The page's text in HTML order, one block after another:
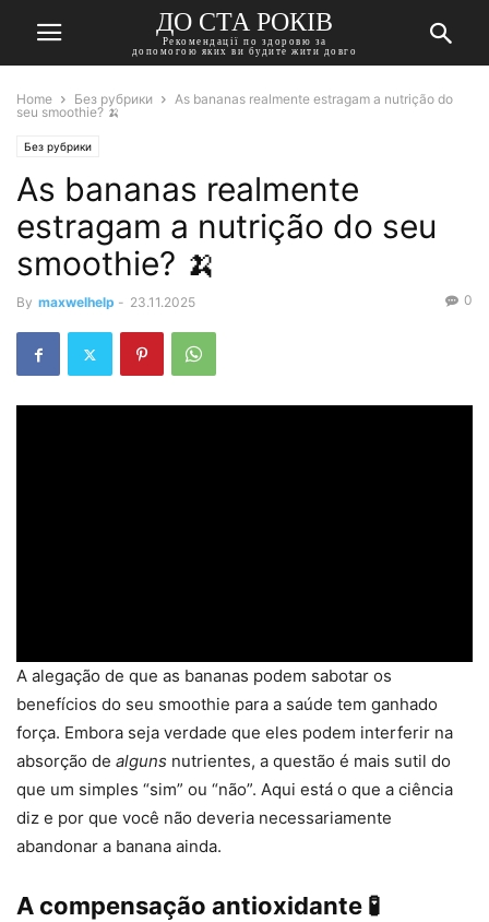
ДО СТА РОКІВ
Рекомендації по здоровю за
допомогою яких ви будите жити довго
Home Без рубрики
As bananas realmente estragam a nutrição do
seu smoothie? 🍌
Без рубрики
As bananas realmente
estragam a nutrição do seu
smoothie? 🍌
By maxwelhelp - 23.11.2025 0
A alegação de que as bananas podem sabotar os
benefícios do seu smoothie para a saúde tem ganhado
força. Embora seja verdade que eles podem interferir na
absorção de alguns nutrientes, a questão é mais sutil do
que um simples “sim” ou “não”. Aqui está o que a ciência
diz e por que você não deveria necessariamente
abandonar a banana ainda.
A compensação antioxidante 🧪